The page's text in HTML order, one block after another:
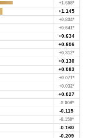
+1.658*
+1.145
+0.834*
+0.641*
+0.634
+0.606
+0.312*
+0.130
+0.083
+0.071*
+0.032*
+0.027
-0.009*
-0.115
-0.150*
-0.160
-0.209